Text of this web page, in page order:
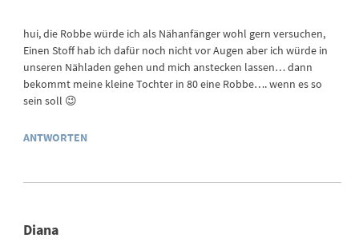
hui, die Robbe würde ich als Nähanfänger wohl gern versuchen,
Einen Stoff hab ich dafür noch nicht vor Augen aber ich würde in
unseren Nähladen gehen und mich anstecken lassen… dann
bekommt meine kleine Tochter in 80 eine Robbe…. wenn es so
sein soll 😉
ANTWORTEN
Diana